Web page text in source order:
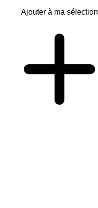
Ajouter à ma sélection